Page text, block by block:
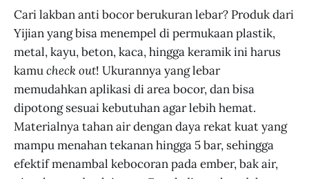
Cari lakban anti bocor berukuran lebar? Produk dari
Yijian yang bisa menempel di permukaan plastik,
metal, kayu, beton, kaca, hingga keramik ini harus
kamucheck out! Ukurannya yang lebar
memudahkan aplikasi di area bocor, dan bisa
dipotong sesuai kebutuhan agar lebih hemat.
Materialnya tahan air dengan daya rekat kuat yang
mampu menahan tekanan hingga 5 bar, sehingga
efektif menambal kebocoran pada ember, bak air,